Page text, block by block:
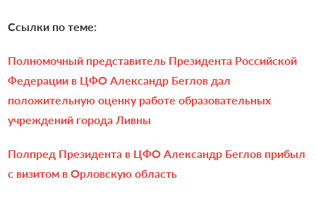
Ссылки по теме:
Полномочный представитель Президента Российской
Федерации в ЦФО Александр Беглов дал
положительную оценку работе образовательных
учреждений города Ливны
Полпред Президента в ЦФО Александр Беглов прибыл
с визитом в Орловскую область